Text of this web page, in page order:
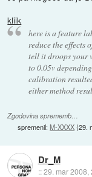
kliik
here is a feature
reduce the effects
tell it droops your
to 0.05v
calibration
either method
Zgodovina sprememb…
spremenil:M-XXXX(29.
Dr_M
::29. mar 2008,